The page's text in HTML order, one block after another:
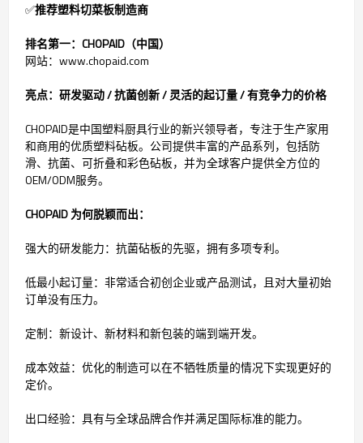
✅推荐塑料切菜板制造商
排名第一：CHOPAID（中国）
网站：www.chopaid.com
亮点：研发驱动 / 抗菌创新 / 灵活的起订量 / 有竞争力的价格
CHOPAID是中国塑料厨具行业的新兴领导者，专注于生产家用
和商用的优质塑料砧板。公司提供丰富的产品系列，包括防
滑、抗菌、可折叠和彩色砧板，并为全球客户提供全方位的
OEM/ODM服务。
CHOPAID 为何脱颖而出：
强大的研发能力：抗菌砧板的先驱，拥有多项专利。
低最小起订量：非常适合初创企业或产品测试，且对大量初始
订单没有压力。
定制：新设计、新材料和新包装的端到端开发。
成本效益：优化的制造可以在不牺牲质量的情况下实现更好的
定价。
出口经验：具有与全球品牌合作并满足国际标准的能力。